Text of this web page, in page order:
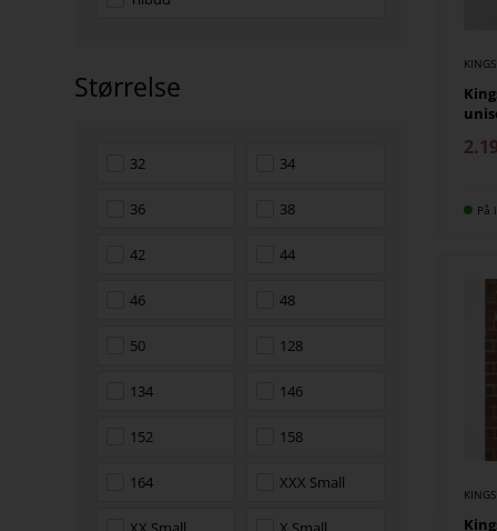
Størrelse
32 34
36 38
42 44
46 48
50 128
134 146
152 158
164 XXX Small
På